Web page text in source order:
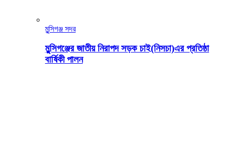
মুন্সিগঞ্জ সদর
মুন্সিগঞ্জের জাতীয় নিরাপদ সড়ক চাই(নিসচা)এর প্রতিষ্ঠা
বার্ষিকী পালন